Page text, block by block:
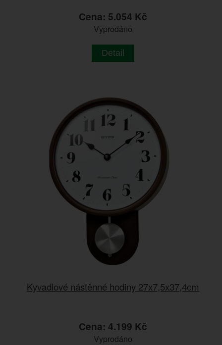
Cena: 5.054 Kč
Vyprodáno
Detail
Kyvadlové nástěnné hodiny 27x7,5x37,4cm
Cena: 4.199 Kč
Vyprodáno